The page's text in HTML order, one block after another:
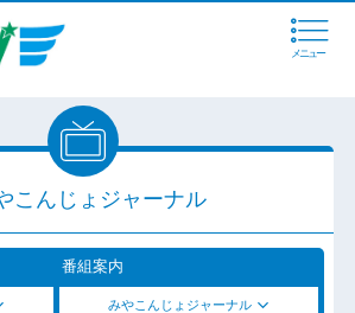
メニュー
こんじょジャーナル
番組案内
みやこんじょジャーナル